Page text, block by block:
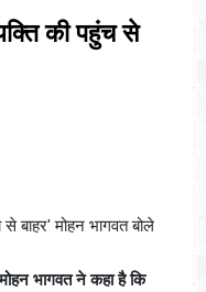
की पहुंच से
भागवत ने कहा है कि